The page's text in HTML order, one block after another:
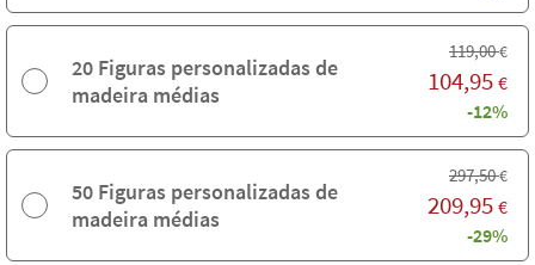
20 Figuras personalizadas de
madeira médias
119,00€
104,95 €
-12%
50 Figuras personalizadas de
madeira médias
297,50€
209,95 €
-29%